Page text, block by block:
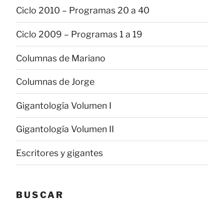
Ciclo 2010 – Programas 20 a 40
Ciclo 2009 – Programas 1 a 19
Columnas de Mariano
Columnas de Jorge
Gigantología Volumen I
Gigantología Volumen II
Escritores y gigantes
BUSCAR